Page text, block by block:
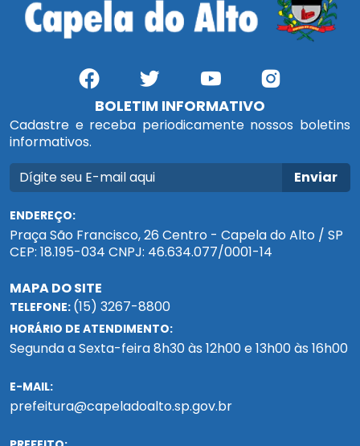
BOLETIM INFORMATIVO
Cadastre e receba periodicamente nossos boletins
informativos.
Enviar
ENDEREÇO:
Praça São Francisco, 26 Centro - Capela do Alto / SP
CEP: 18.195-034 CNPJ: 46.634.077/0001-14
MAPA DO SITE
TELEFONE: (15) 3267-8800
HORÁRIO DE ATENDIMENTO:
Segunda a Sexta-feira 8h30 às 12h00 e 13h00 às 16h00
E-MAIL:
prefeitura@capeladoalto.sp.gov.br